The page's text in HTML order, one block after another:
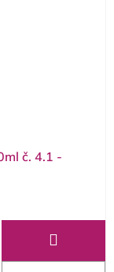
č. 4.1 -